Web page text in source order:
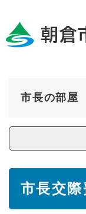
の
市長の部屋
市長交